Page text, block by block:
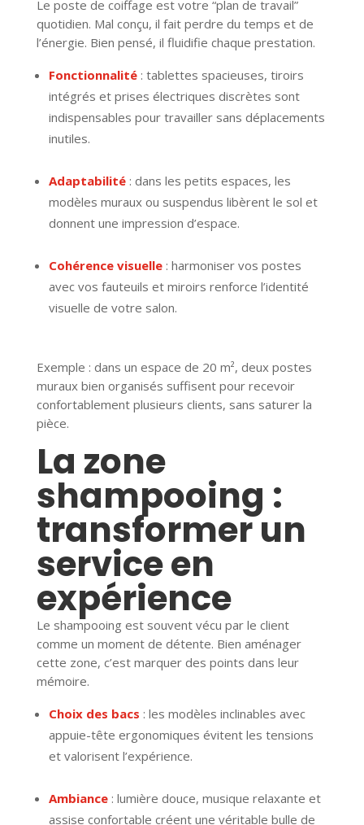
Le poste de coiffage est votre “plan de travail”
quotidien. Mal conçu, il fait perdre du temps et de
l’énergie. Bien pensé, il fluidifie chaque prestation.
Fonctionnalité: tablettes spacieuses, tiroirs
intégrés et prises électriques discrètes sont
indispensables pour travailler sans déplacements
inutiles.
Adaptabilité: dans les petits espaces, les
modèles muraux ou suspendus libèrent le sol et
donnent une impression d’espace.
Cohérence visuelle: harmoniser vos postes
avec vos fauteuils et miroirs renforce l’identité
visuelle de votre salon.
Exemple : dans un espace de 20 m², deux postes
muraux bien organisés suffisent pour recevoir
confortablement plusieurs clients, sans saturer la
pièce.
La zone
shampooing :
transformer un
service en
expérience
Le shampooing est souvent vécu par le client
comme un moment de détente. Bien aménager
cette zone, c’est marquer des points dans leur
mémoire.
Choix des bacs : les modèles inclinables avec
appuie-tête ergonomiques évitent les tensions
et valorisent l’expérience.
Ambiance: lumière douce, musique relaxante et
assise confortable créent une véritable bulle de